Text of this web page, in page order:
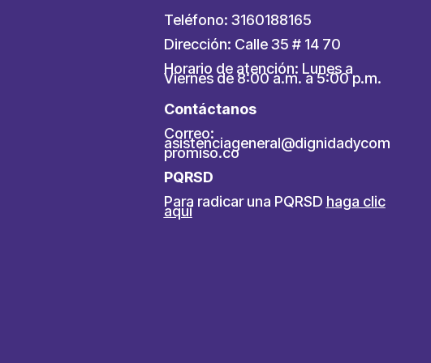
Teléfono: 3160188165
Dirección: Calle 35 # 14 70
Horario de atención: Lunes a
Viernes de 8:00 a.m. a 5:00 p.m.
Contáctanos
Correo:
asistenciageneral@dignidadycom
promiso.co
PQRSD
Para radicar una PQRSD haga clic
aquí